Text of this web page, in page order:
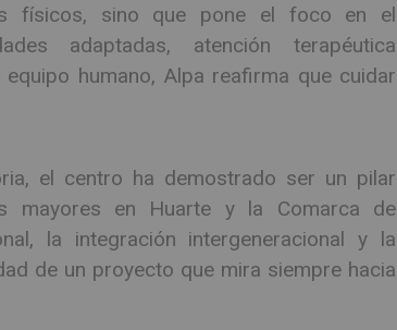
físicos, sino que pone el foco en el
adaptadas, atención terapéutica
humano, Alpa reafirma que cuidar
el centro ha demostrado ser un pilar
mayores en Huarte y la Comarca de
la integración intergeneracional y la
de un proyecto que mira siempre hacia